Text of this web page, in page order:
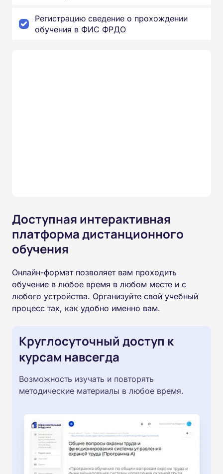
Регистрацию сведение о прохождении
обучения в ФИС ФРДО
Доступная интерактивная
платформа дистанционного
обучения
Онлайн-формат позволяет вам проходить
обучение в любое время в любом месте и с
любого устройства. Организуйте свой учебный
процесс так, как удобно именно вам.
Круглосуточный доступ к
курсам навсегда
Возможность изучать и повторять
методические материалы в любое время.